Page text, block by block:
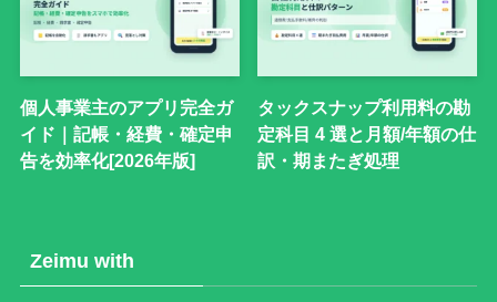
個人事業主のアプリ完全ガ
イド｜記帳・経費・確定申
告を効率化[2026年版]
タックスナップ利用料の勘
定科目 4 選と月額/年額の仕
訳・期またぎ処理
Zeimu with